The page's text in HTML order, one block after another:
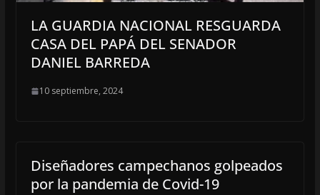
LA GUARDIA NACIONAL RESGUARDA
CASA DEL PAPÁ DEL SENADOR
DANIEL BARREDA
10 septiembre, 2024
Diseñadores campechanos golpeados
por la pandemia de Covid-19